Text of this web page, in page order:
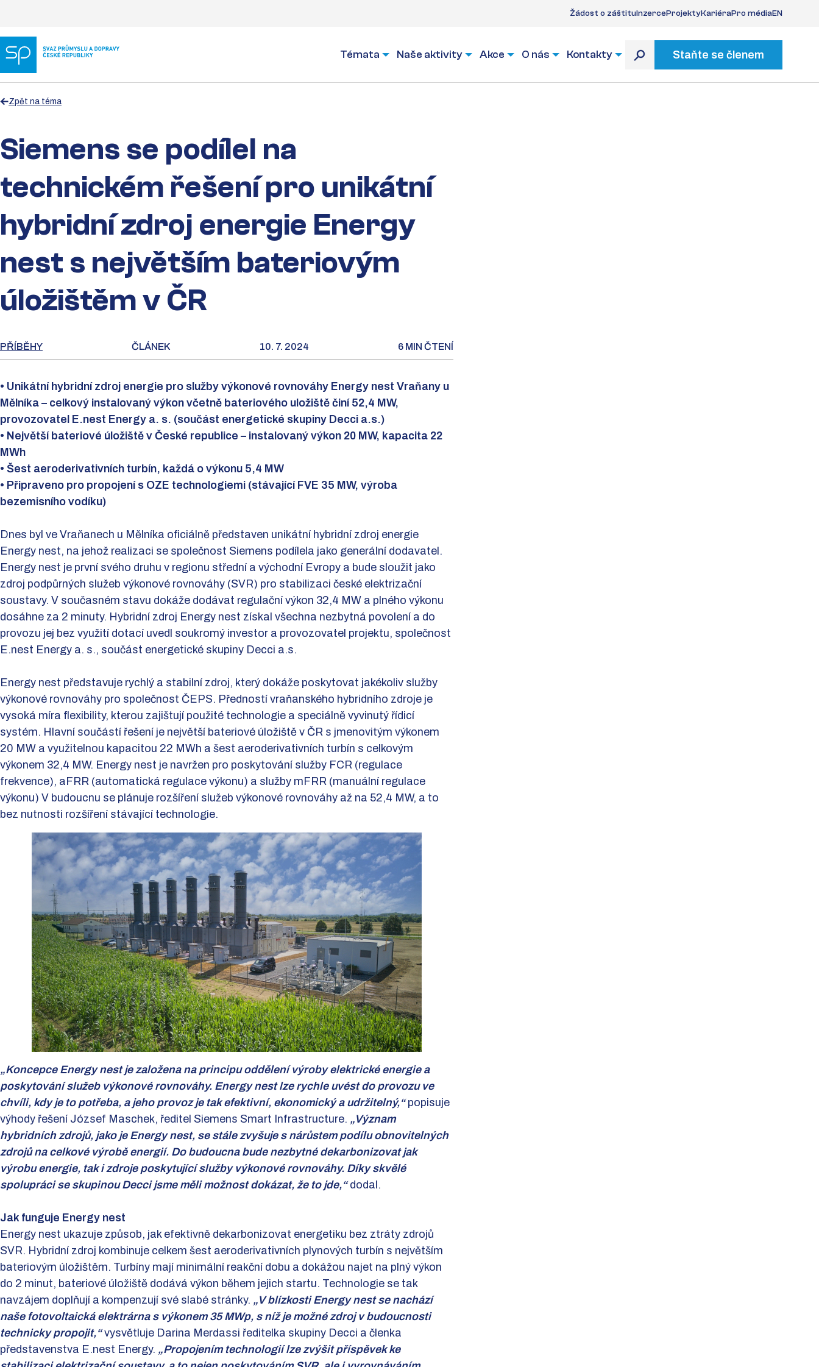
Žádost o záštituInzerceProjektyKariéraPro médiaEN
Témata Naše aktivity Akce O nás Kontakty Staňte se členem
Zpět na téma
Siemens se podílel na
technickém řešení pro unikátní
hybridní zdroj energie Energy
nest s největším bateriovým
úložištěm v ČR
PŘÍBĚHY ČLÁNEK 10. 7. 2024 6 MIN ČTENÍ
• Unikátní hybridní zdroj energie pro služby výkonové rovnováhy Energy nest Vraňany u
Mělníka – celkový instalovaný výkon včetně bateriového uložiště činí 52,4 MW,
provozovatel E.nest Energy a. s. (součást energetické skupiny Decci a.s.)
• Největší bateriové úložiště v České republice – instalovaný výkon 20 MW, kapacita 22
MWh
• Šest aeroderivativních turbín, každá o výkonu 5,4 MW
• Připraveno pro propojení s OZE technologiemi (stávající FVE 35 MW, výroba
bezemisního vodíku)
Dnes byl ve Vraňanech u Mělníka oficiálně představen unikátní hybridní zdroj energie
Energy nest, na jehož realizaci se společnost Siemens podílela jako generální dodavatel.
Energy nest je první svého druhu v regionu střední a východní Evropy a bude sloužit jako
zdroj podpůrných služeb výkonové rovnováhy (SVR) pro stabilizaci české elektrizační
soustavy. V současném stavu dokáže dodávat regulační výkon 32,4 MW a plného výkonu
dosáhne za 2 minuty. Hybridní zdroj Energy nest získal všechna nezbytná povolení a do
provozu jej bez využití dotací uvedl soukromý investor a provozovatel projektu, společnost
E.nest Energy a. s., součást energetické skupiny Decci a.s.
Energy nest představuje rychlý a stabilní zdroj, který dokáže poskytovat jakékoliv služby
výkonové rovnováhy pro společnost ČEPS. Předností vraňanského hybridního zdroje je
vysoká míra flexibility, kterou zajištují použité technologie a speciálně vyvinutý řídicí
systém. Hlavní součástí řešení je největší bateriové úložiště v ČR s jmenovitým výkonem
20 MW a využitelnou kapacitou 22 MWh a šest aeroderivativních turbín s celkovým
výkonem 32,4 MW. Energy nest je navržen pro poskytování služby FCR (regulace
frekvence), aFRR (automatická regulace výkonu) a služby mFRR (manuální regulace
výkonu) V budoucnu se plánuje rozšíření služeb výkonové rovnováhy až na 52,4 MW, a to
bez nutnosti rozšíření stávající technologie.
„Koncepce Energy nest je založena na principu oddělení výroby elektrické energie a
poskytování služeb výkonové rovnováhy. Energy nest lze rychle uvést do provozu ve
chvíli, kdy je to potřeba, a jeho provoz je tak efektivní, ekonomický a udržitelný,“ popisuje
výhody řešení József Maschek, ředitel Siemens Smart Infrastructure. „Význam
hybridních zdrojů, jako je Energy nest, se stále zvyšuje s nárůstem podílu obnovitelných
zdrojů na celkové výrobě energií. Do budoucna bude nezbytné dekarbonizovat jak
výrobu energie, tak i zdroje poskytující služby výkonové rovnováhy. Díky skvělé
spolupráci se skupinou Decci jsme měli možnost dokázat, že to jde,“dodal.
Jak funguje Energy nest
Energy nest ukazuje způsob, jak efektivně dekarbonizovat energetiku bez ztráty zdrojů
SVR. Hybridní zdroj kombinuje celkem šest aeroderivativních plynových turbín s největším
bateriovým úložištěm. Turbíny mají minimální reakční dobu a dokážou najet na plný výkon
do 2 minut, bateriové úložiště dodává výkon během jejich startu. Technologie se tak
navzájem doplňují a kompenzují své slabé stránky. „V blízkosti Energy nest se nachází
naše fotovoltaická elektrárna s výkonem 35 MWp, s níž je možné zdroj v budoucnosti
technicky propojit,“ vysvětluje Darina Merdassi ředitelka skupiny Decci a členka
představenstva E.nest Energy. „Propojením technologií lze zvýšit příspěvek ke